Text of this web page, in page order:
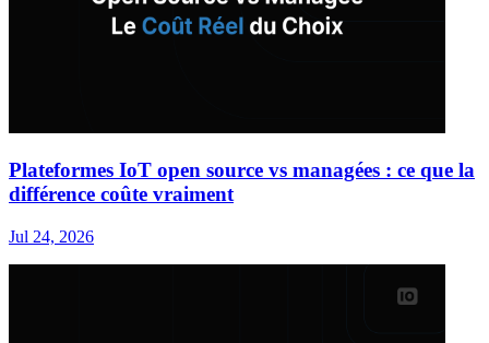
Plateformes IoT open source vs managées : ce que la
différence coûte vraiment
Jul 24, 2026